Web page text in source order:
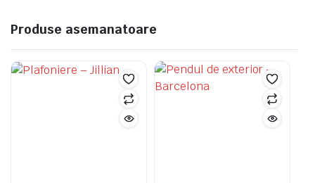
Produse asemanatoare